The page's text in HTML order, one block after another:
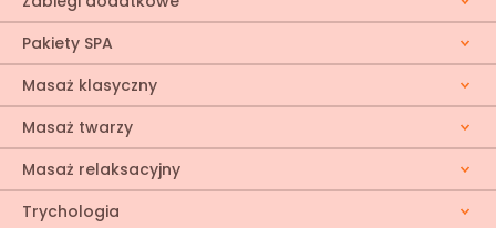
Pakiety SPA
Masaż klasyczny
Masaż twarzy
Masaż relaksacyjny
Trychologia